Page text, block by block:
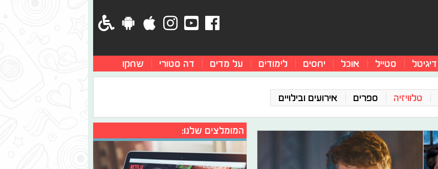
דיגיטל סטייל אוכל יחסים לימודים על מדים דה סטורי שחקו
טלוויזיה ספרים אירועים ובילויים
המומלצים שלנו: